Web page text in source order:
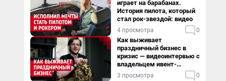
играет на барабанах.
История пилота, который
стал рок-звездой: видео
4 просмотра 0
Как выживает
праздничный бизнес в
кризис — видеоинтервью с
владельцем ивент-
агентства
3 просмотра 0